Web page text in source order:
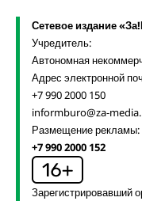
Сетевое издание
Учредитель:
Автономная
Адрес электронной
+7 990 2000 150
informburo@za-
Размещение рекламы:
+7 990 2000 152
Зарегистрировавший